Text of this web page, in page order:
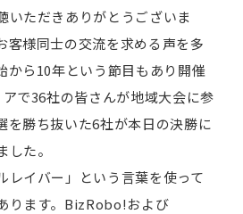
いただきありがとうございま
客様同士の交流を求める声を多
から10年という節目もあり開催
で36社の皆さんが地域大会に参
を勝ち抜いた6社が本日の決勝に
た。
レイバー」という言葉を使って
ります。BizRobo!および